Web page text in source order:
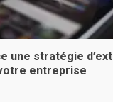
une stratégie
entreprise